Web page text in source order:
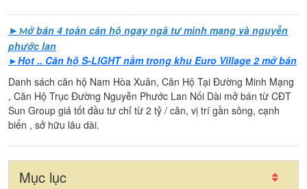
► Mở bán 4 toàn căn hộ ngay ngã tư minh mạng và nguyễn
phước lan
►Hot .. Căn hộ S-LIGHT nằm trong khu Euro Village 2 mở bán
Danh sách căn hộ Nam Hòa Xuân, Căn Hộ Tại Đường Minh Mạng
, Căn Hộ Trục Đường Nguyễn Phước Lan Nối Dài mở bán từ CĐT
Sun Group giá tốt đầu tư chỉ từ 2 tỷ / căn, vị trí gần sông, cạnh
biển , sở hữu lâu dài.
Mục lục